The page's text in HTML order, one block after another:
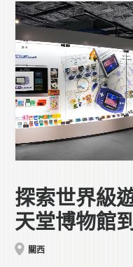
探索世界級
天堂博物館
關西